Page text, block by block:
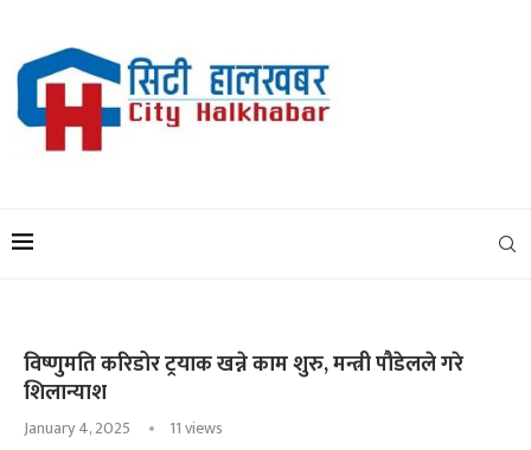
विष्णुमति करिडोर ट्रयाक खन्ने काम शुरु, मन्त्री पौडेलले गरे
शिलान्याश
January 4, 2025 11views